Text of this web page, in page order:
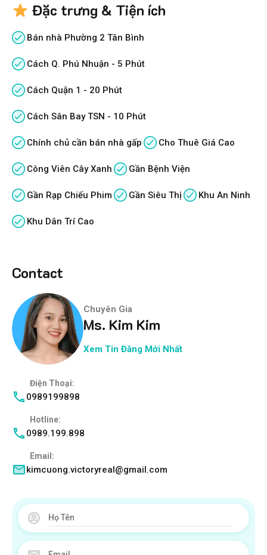
Đặc trưng & Tiện ích
Bán nhà Phường 2 Tân Bình
Cách Q. Phú Nhuận - 5 Phút
Cách Quận 1 - 20 Phút
Cách Sân Bay TSN - 10 Phút
Chính chủ cần bán nhà gấp Cho Thuê Giá Cao
Công Viên Cây Xanh Gần Bệnh Viện
Gần Rạp Chiếu Phim Gần Siêu Thị Khu An Ninh
Khu Dân Trí Cao
Contact
Chuyên Gia
Ms. Kim Kim
Xem Tin Đăng Mới Nhất
Điện Thoại:
0989199898
Hotline:
0989.199.898
Email:
kimcuong.victoryreal@gmail.com